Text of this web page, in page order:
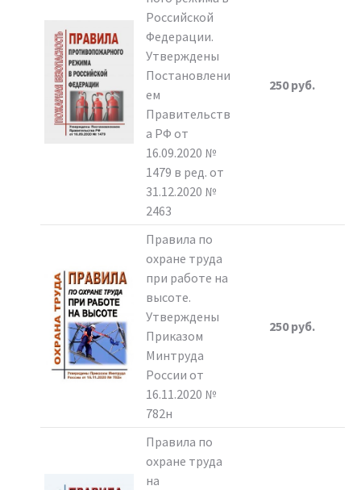
Российской
Федерации.
Утверждены
Постановлени
ем
Правительств
а РФ от
16.09.2020 №
1479 в ред. от
31.12.2020 №
2463
250 руб.
Правила по
охране труда
при работе на
высоте.
Утверждены
Приказом
Минтруда
России от
16.11.2020 №
782н
250 руб.
Правила по
охране труда
на